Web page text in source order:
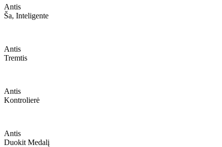
Antis
Ša, Inteligente
Antis
Tremtis
Antis
Kontrolierė
Antis
Duokit Medalį